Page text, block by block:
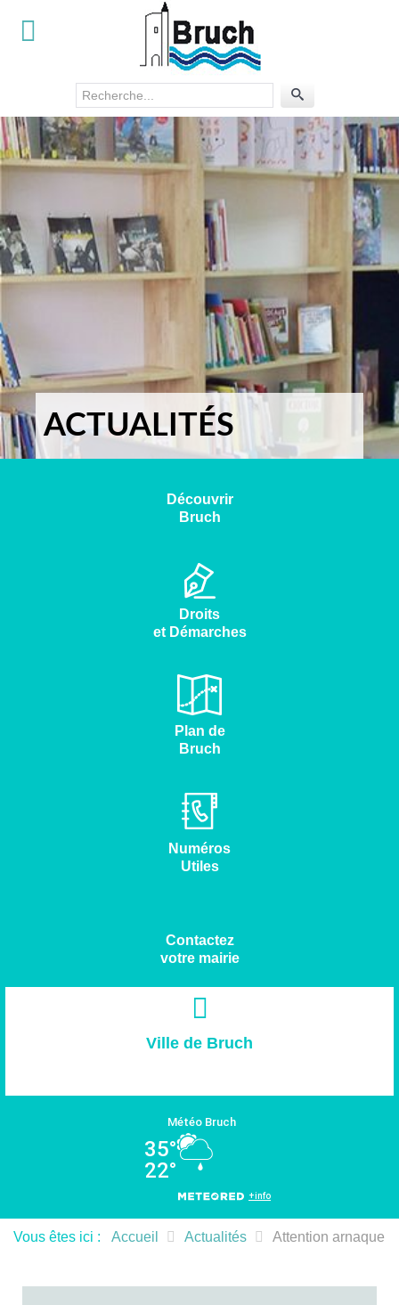
Rechercher
ACTUALITÉS
Découvrir
Bruch
Droits
et Démarches
Plan de
Bruch
Numéros
Utiles
Contactez
votre mairie
Ville de Bruch
Vous êtes ici : Accueil Actualités Attention arnaque